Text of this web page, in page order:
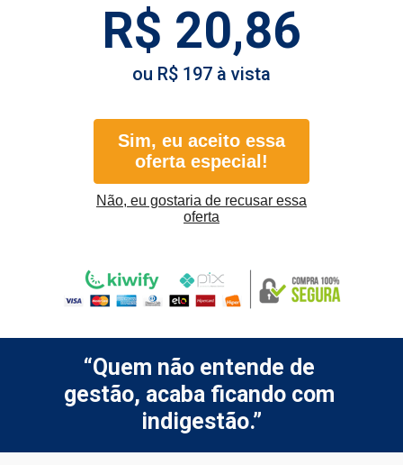
R$ 20,86
ou R$ 197 à vista
Sim, eu aceito essa
oferta especial!
Não, eu gostaria de recusar essa
oferta
“Quem não entende de
gestão, acaba ficando com
indigestão.”